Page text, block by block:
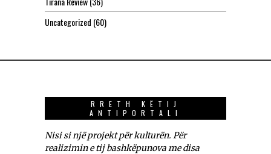
Uncategorized (60)
RRETH KËTIJ
ANTIPORTALI
Nisi si një projekt për kulturën. Për
realizimin e tij bashkëpunova me disa